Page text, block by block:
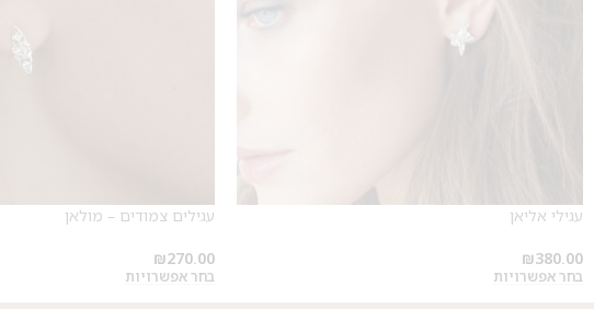
עגילי אליאן
₪380.00
בחר אפשרויות
עגילים צמודים – מולאן
₪270.00
בחר אפשרויות